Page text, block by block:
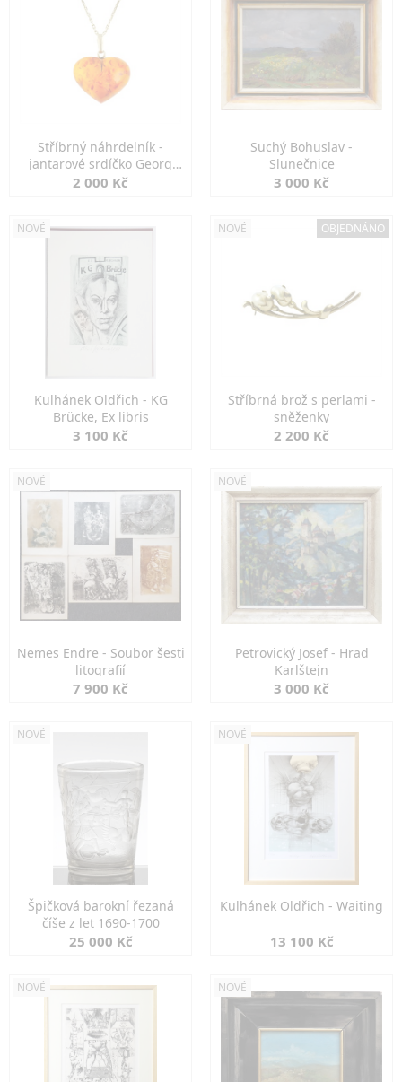
Stříbrný náhrdelník -
jantarové srdíčko Georg
Kramer
2 000 Kč
Suchý Bohuslav -
Slunečnice
3 000 Kč
NOVÉ
Kulhánek Oldřich - KG
Brücke, Ex libris
3 100 Kč
NOVÉ OBJEDNÁNO
Stříbrná brož s perlami -
sněženky
2 200 Kč
NOVÉ
Nemes Endre - Soubor šesti
litografií
7 900 Kč
NOVÉ
Petrovický Josef - Hrad
Karlštejn
3 000 Kč
NOVÉ
Špičková barokní řezaná
číše z let 1690-1700
25 000 Kč
NOVÉ
Kulhánek Oldřich - Waiting
13 100 Kč
NOVÉ NOVÉ